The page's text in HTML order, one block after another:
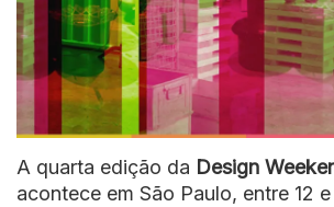
A quarta edição da Design
acontece em São Paulo, entre 12